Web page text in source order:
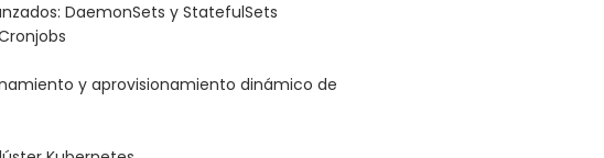
DaemonSets y StatefulSets
y aprovisionamiento dinámico de